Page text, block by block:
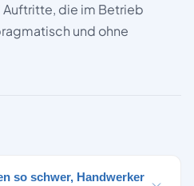
die im Betrieb
und ohne
so schwer, Handwerker